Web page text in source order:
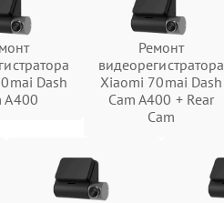
Dash
A400
Ремонт
видеорегистратора
Xiaomi 70mai Dash
Cam A400 + Rear
Cam